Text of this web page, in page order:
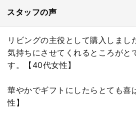
スタッフの声
リビングの主役として購入しまし
気持ちにさせてくれるところがと
す。【40代女性】
華やかでギフトにしたらとても喜
性】